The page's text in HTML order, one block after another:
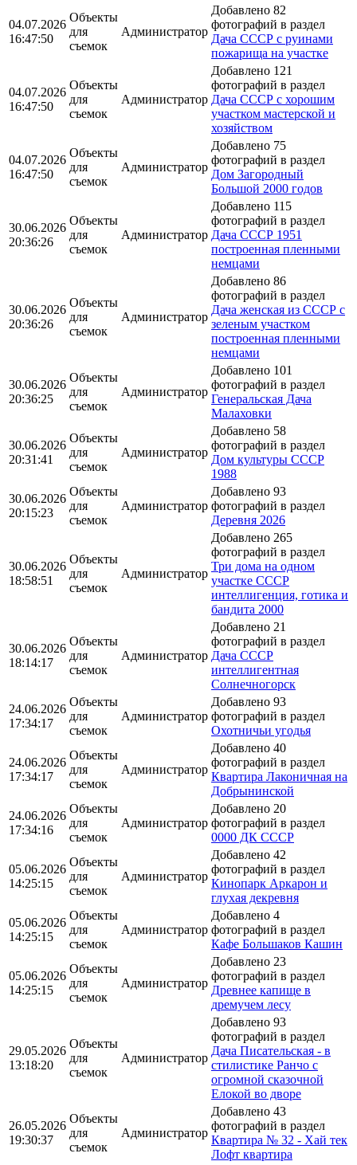
04.07.2026
16:47:50
Объекты
для
съемок
Администратор
Добавлено 82
фотографий в раздел
Дача СССР с руинами
пожарища на участке
04.07.2026
16:47:50
Объекты
для
съемок
Администратор
Добавлено 121
фотографий в раздел
Дача СССР с хорошим
участком мастерской и
хозяйством
04.07.2026
16:47:50
Объекты
для
съемок
Администратор
Добавлено 75
фотографий в раздел
Дом Загородный
Большой 2000 годов
30.06.2026
20:36:26
Объекты
для
съемок
Администратор
Добавлено 115
фотографий в раздел
Дача СССР 1951
построенная пленными
немцами
30.06.2026
20:36:26
Объекты
для
съемок
Администратор
Добавлено 86
фотографий в раздел
Дача женская из СССР с
зеленым участком
построенная пленными
немцами
30.06.2026
20:36:25
Объекты
для
съемок
Администратор
Добавлено 101
фотографий в раздел
Генеральская Дача
Малаховки
30.06.2026
20:31:41
Объекты
для
съемок
Администратор
Добавлено 58
фотографий в раздел
Дом культуры СССР
1988
30.06.2026
20:15:23
Объекты
для
съемок
Администратор
Добавлено 93
фотографий в раздел
Деревня 2026
30.06.2026
18:58:51
Объекты
для
съемок
Администратор
Добавлено 265
фотографий в раздел
Три дома на одном
участке СССР
интеллигенция, готика и
бандита 2000
30.06.2026
18:14:17
Объекты
для
съемок
Администратор
Добавлено 21
фотографий в раздел
Дача СССР
интеллигентная
Солнечногорск
24.06.2026
17:34:17
Объекты
для
съемок
Администратор
Добавлено 93
фотографий в раздел
Охотничьи угодья
24.06.2026
17:34:17
Объекты
для
съемок
Администратор
Добавлено 40
фотографий в раздел
Квартира Лаконичная на
Добрынинской
24.06.2026
17:34:16
Объекты
для
съемок
Администратор
Добавлено 20
фотографий в раздел
0000 ДК СССР
05.06.2026
14:25:15
Объекты
для
съемок
Администратор
Добавлено 42
фотографий в раздел
Кинопарк Аркарон и
глухая декревня
05.06.2026
14:25:15
Объекты
для
съемок
Администратор
Добавлено 4
фотографий в раздел
Кафе Большаков Кашин
05.06.2026
14:25:15
Объекты
для
съемок
Администратор
Добавлено 23
фотографий в раздел
Древнее капище в
дремучем лесу
29.05.2026
13:18:20
Объекты
для
съемок
Администратор
Добавлено 93
фотографий в раздел
Дача Писательская - в
стилистике Ранчо с
огромной сказочной
Елокой во дворе
26.05.2026
19:30:37
Объекты
для
съемок
Администратор
Добавлено 43
фотографий в раздел
Квартира № 32 - Хай тек
Лофт квартира